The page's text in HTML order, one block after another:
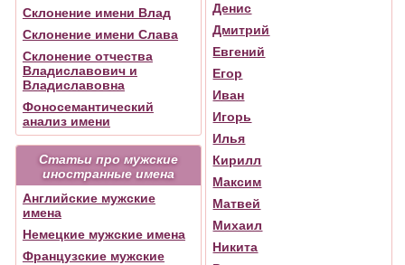
Денис
Дмитрий
Евгений
Егор
Иван
Игорь
Илья
Кирилл
Максим
Матвей
Михаил
Никита
Склонение имени Влад
Склонение имени Слава
Склонение отчества
Владиславович и
Владиславовна
Фоносемантический
анализ имени
Статьи про мужские
иностранные имена
Английские мужские
имена
Немецкие мужские имена
Французские мужские